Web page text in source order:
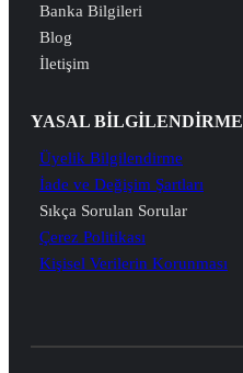
Banka Bilgileri
Blog
İletişim
YASAL BİLGİLENDİRME
Üyelik Bilgilendirme
İade ve Değişim Şartları
Sıkça Sorulan Sorular
Çerez Politikası
Kişisel Verilerin Korunması